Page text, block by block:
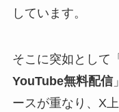
しています。
そこに突如として「
YouTube無料配信
ースが重なり、X